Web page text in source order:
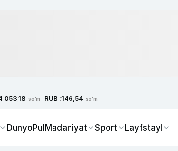
053,18 so'm RUB :146,54 so'm
DunyoPulMadaniyat Sport Layfstayl